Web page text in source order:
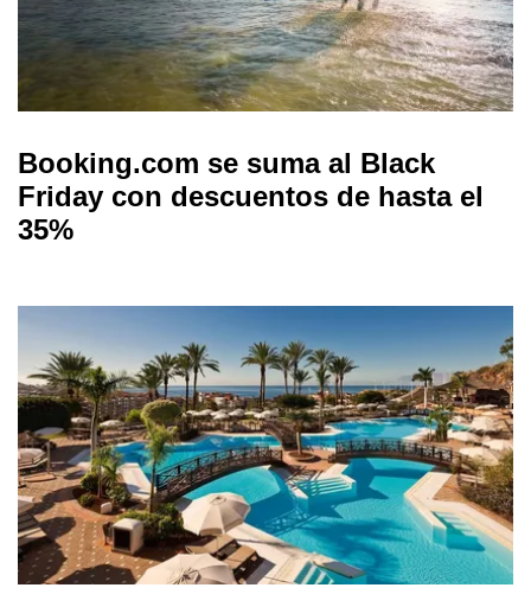
Booking.com se suma al Black
Friday con descuentos de hasta el
35%